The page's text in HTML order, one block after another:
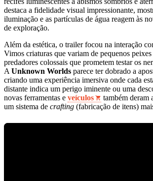
destaca a fidelidade visual impressionante,
iluminação e as partículas de água reagem às
de exploração.
Além da estética, o trailer focou na interação
Vimos criaturas que variam de pequenos peixes
predadores colossais que prometem testar os
A Unknown Worlds parece ter dobrado a
criando uma experiência imersiva onde cada
distante indica um perigo iminente ou uma
novas ferramentas e veículos
também deram
um sistema de crafting (fabricação de itens)